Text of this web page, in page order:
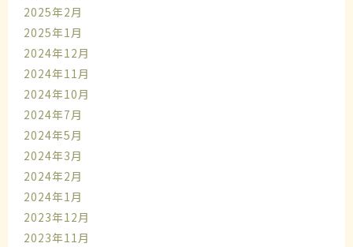
2025年2月
2025年1月
2024年12月
2024年11月
2024年10月
2024年7月
2024年5月
2024年3月
2024年2月
2024年1月
2023年12月
2023年11月